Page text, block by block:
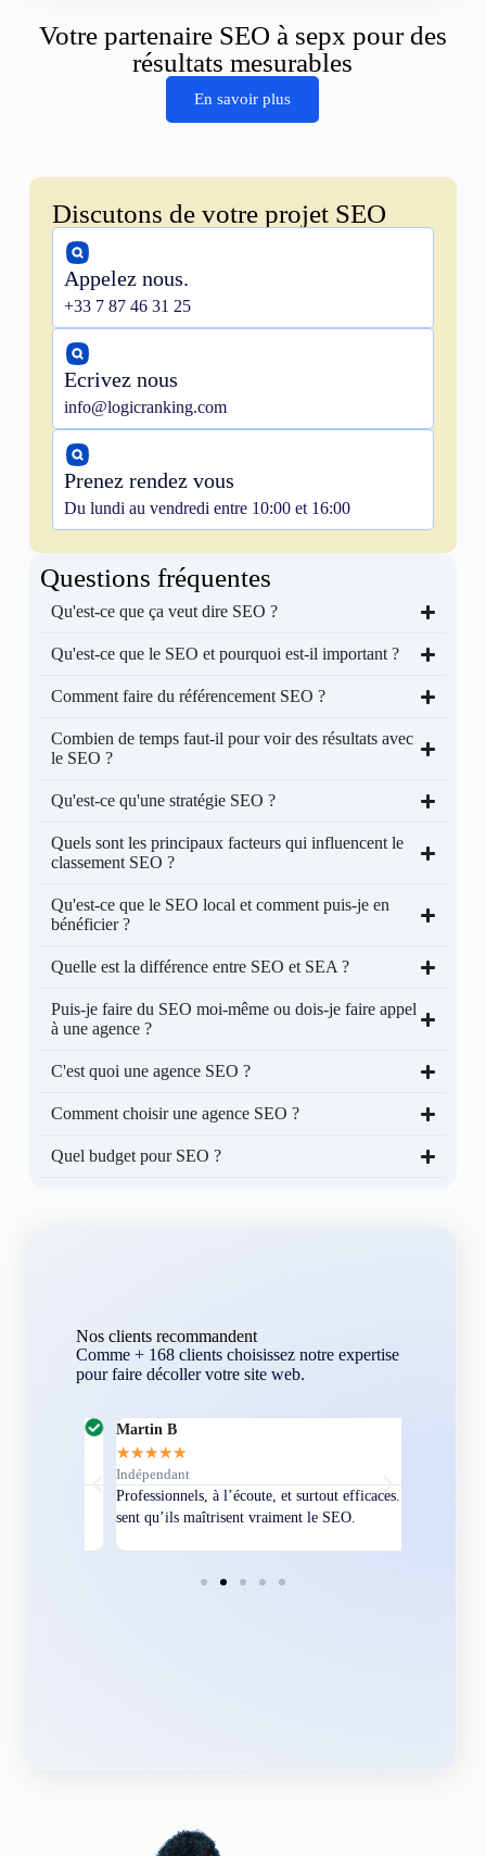
Votre partenaire SEO à sepx pour des
résultats mesurables
En savoir plus
Discutons de votre projet SEO
Appelez nous.
+33 7 87 46 31 25
Ecrivez nous
info@logicranking.com
Prenez rendez vous
Du lundi au vendredi entre 10:00 et 16:00
Questions fréquentes
Qu'est-ce que ça veut dire SEO ?
Qu'est-ce que le SEO et pourquoi est-il important ?
Comment faire du référencement SEO ?
Combien de temps faut-il pour voir des résultats avec
le SEO ?
Qu'est-ce qu'une stratégie SEO ?
Quels sont les principaux facteurs qui influencent le
classement SEO ?
Qu'est-ce que le SEO local et comment puis-je en
bénéficier ?
Quelle est la différence entre SEO et SEA ?
Puis-je faire du SEO moi-même ou dois-je faire appel
à une agence ?
C'est quoi une agence SEO ?
Comment choisir une agence SEO ?
Quel budget pour SEO ?
Nos clients recommandent
Comme + 168 clients choisissez notre expertise
pour faire décoller votre site web.
Martin B
★★★
Indépendant
Professionnels, à l’écoute, et surtout efficaces. On
sent qu’ils maîtrisent vraiment le SEO.